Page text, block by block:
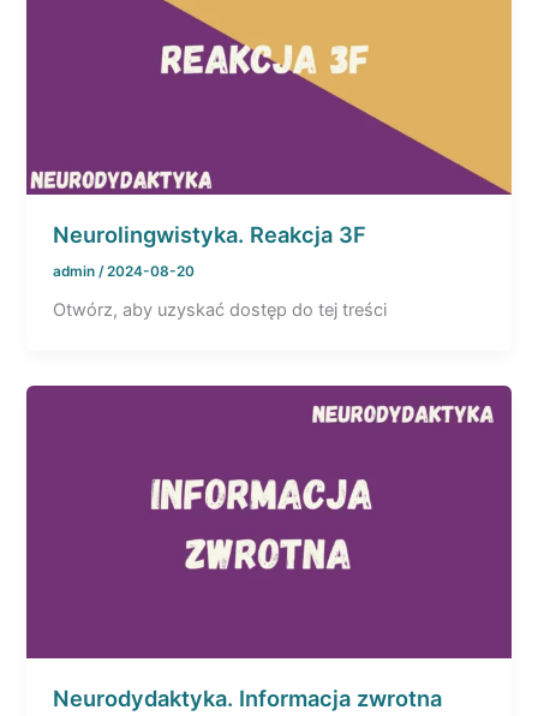
Neurolingwistyka. Reakcja 3F
admin /2024-08-20
Otwórz, aby uzyskać dostęp do tej treści
Neurodydaktyka. Informacja zwrotna